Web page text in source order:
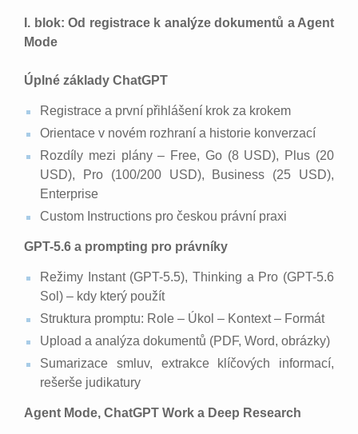
I. blok: Od registrace k analýze dokumentů a Agent
Mode
Úplné základy ChatGPT
Registrace a první přihlášení krok za krokem
Orientace v novém rozhraní a historie konverzací
Rozdíly mezi plány – Free, Go (8 USD), Plus (20
USD), Pro (100/200 USD), Business (25 USD),
Enterprise
Custom Instructions pro českou právní praxi
GPT-5.6 a prompting pro právníky
Režimy Instant (GPT-5.5), Thinking a Pro (GPT-5.6
Sol) – kdy který použít
Struktura promptu: Role – Úkol – Kontext – Formát
Upload a analýza dokumentů (PDF, Word, obrázky)
Sumarizace smluv, extrakce klíčových informací,
rešerše judikatury
Agent Mode, ChatGPT Work a Deep Research